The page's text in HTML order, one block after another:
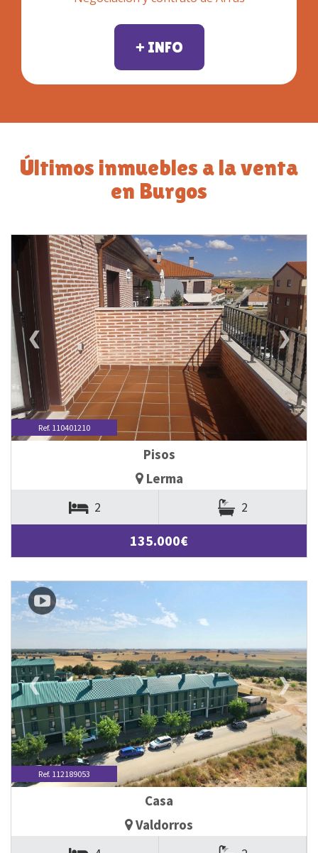
+ INFO
Últimos inmuebles a la venta
en Burgos
❮ ❯
Ref. 110401210
Pisos
Lerma
2 2
135.000€
❮ ❯
Ref. 112189053
Casa
Valdorros